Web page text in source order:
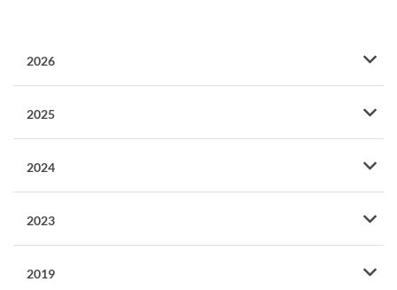
2026
2025
2024
2023
2019